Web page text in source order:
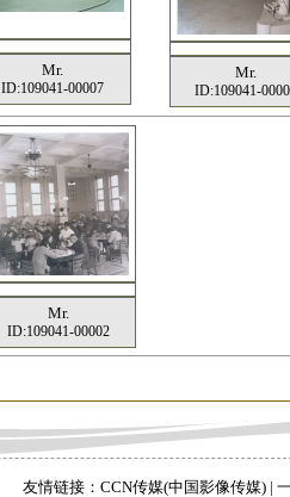
Mr.
ID:109041-00007
Mr.
ID:109041-
Mr.
ID:109041-00002
友情链接： CCN传媒(中国影像传媒) |